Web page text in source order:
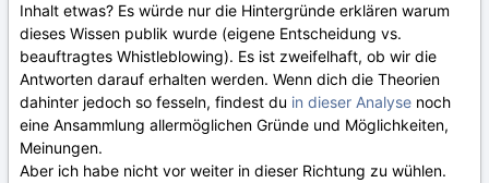
Inhalt etwas? Es würde nur die Hintergründe erklären warum
dieses Wissen publik wurde (eigene Entscheidung vs.
beauftragtes Whistleblowing). Es ist zweifelhaft, ob wir die
Antworten darauf erhalten werden. Wenn dich die Theorien
dahinter jedoch so fesseln, findest du in dieser Analyse noch
eine Ansammlung allermöglichen Gründe und Möglichkeiten,
Meinungen.
Aber ich habe nicht vor weiter in dieser Richtung zu wühlen.